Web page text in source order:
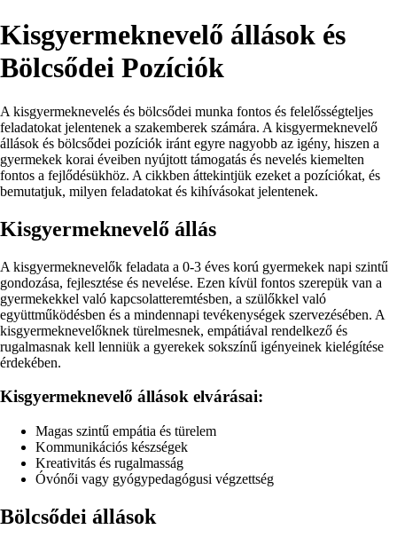
Kisgyermeknevelő állások és
Bölcsődei Pozíciók
A kisgyermeknevelés és bölcsődei munka fontos és felelősségteljes
feladatokat jelentenek a szakemberek számára. A kisgyermeknevelő
állások és bölcsődei pozíciók iránt egyre nagyobb az igény, hiszen a
gyermekek korai éveiben nyújtott támogatás és nevelés kiemelten
fontos a fejlődésükhöz. A cikkben áttekintjük ezeket a pozíciókat, és
bemutatjuk, milyen feladatokat és kihívásokat jelentenek.
Kisgyermeknevelő állás
A kisgyermeknevelők feladata a 0-3 éves korú gyermekek napi szintű
gondozása, fejlesztése és nevelése. Ezen kívül fontos szerepük van a
gyermekekkel való kapcsolatteremtésben, a szülőkkel való
együttműködésben és a mindennapi tevékenységek szervezésében. A
kisgyermeknevelőknek türelmesnek, empátiával rendelkező és
rugalmasnak kell lenniük a gyerekek sokszínű igényeinek kielégítése
érdekében.
Kisgyermeknevelő állások elvárásai:
Magas szintű empátia és türelem
Kommunikációs készségek
Kreativitás és rugalmasság
Óvónői vagy gyógypedagógusi végzettség
Bölcsődei állások